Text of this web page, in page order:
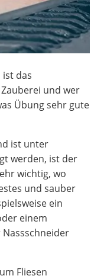
das
und wer
Übung sehr gute
ist unter
werden, ist der
wichtig, wo
und sauber
ein
einem
Fliesen